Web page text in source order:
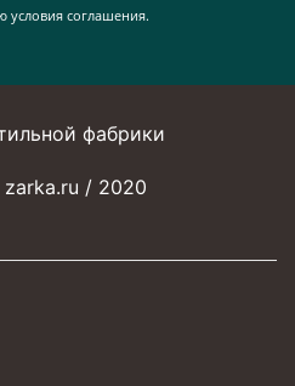
соглашения.
фабрики
/ 2020